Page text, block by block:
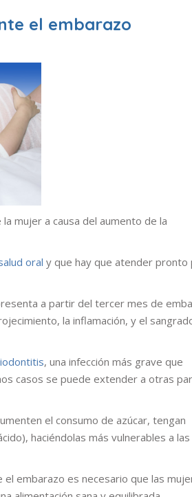
el embarazo
mujer a causa del aumento de la
oral y que hay que atender pronto
a partir del tercer mes de
la inflamación, y el
, una infección más grave que
casos se puede extender a otras
el consumo de azúcar, tengan
haciéndolas más vulnerables a las
embarazo es necesario que las